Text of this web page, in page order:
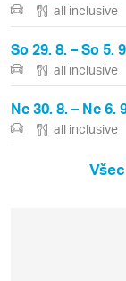
all inclusive
So 29. 8. – So 5.
all inclusive
Ne 30. 8. – Ne 6.
all inclusive